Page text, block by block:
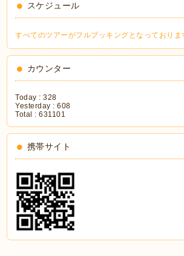
スケジュール
すべてのツアーがフルブッキングとなっておりま
カウンター
Today :328
Yesterday :608
Total :631101
携帯サイト